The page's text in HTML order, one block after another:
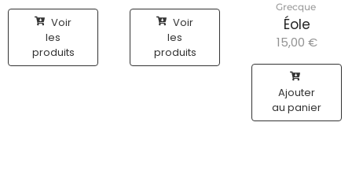
Voir
les
produits
Voir
les
produits
Grecque
Éole
15,00 €
Ajouter
au panier